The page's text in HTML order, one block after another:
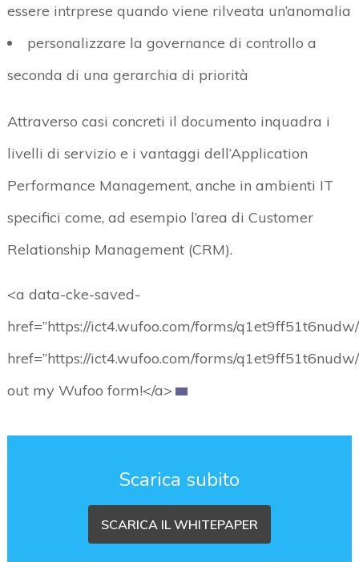
essere intrprese quando viene rilveata un’anomalia
personalizzare la governance di controllo a
seconda di una gerarchia di priorità
Attraverso casi concreti il documento inquadra i
livelli di servizio e i vantaggi dell’Application
Performance Management, anche in ambienti IT
specifici come, ad esempio l’area di Customer
Relationship Management (CRM).
<a data-cke-saved-
href=”https://ict4.wufoo.com/forms/
href=”https://ict4.wufoo.com/forms/
out my Wufoo form!</a>
Scarica subito
SCARICA IL WHITEPAPER